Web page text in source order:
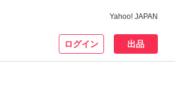
Yahoo! JAPAN
ログイン 出品